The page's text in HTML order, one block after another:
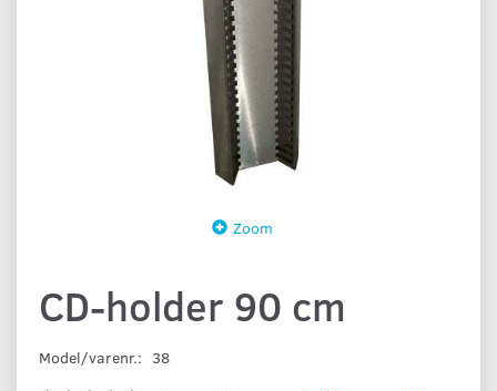
Zoom
CD-holder 90 cm
Model/varenr.: 38